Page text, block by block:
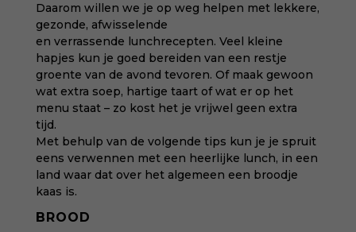
Daarom willen we je op weg helpen met lekkere,
gezonde, afwisselende
en verrassende lunchrecepten. Veel kleine
hapjes kun je goed bereiden van een restje
groente van de avond tevoren. Of maak gewoon
wat extra soep, hartige taart of wat er op het
menu staat – zo kost het je vrijwel geen extra
tijd.
Met behulp van de volgende tips kun je je spruit
eens verwennen met een heerlijke lunch, in een
land waar dat over het algemeen een broodje
kaas is.
BROOD